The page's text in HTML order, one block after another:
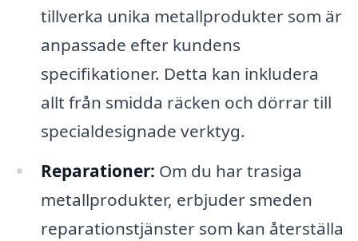
tillverka unika metallprodukter som är
anpassade efter kundens
specifikationer. Detta kan inkludera
allt från smidda räcken och dörrar till
specialdesignade verktyg.
Reparationer: Om du har trasiga
metallprodukter, erbjuder smeden
reparationstjänster som kan återställa